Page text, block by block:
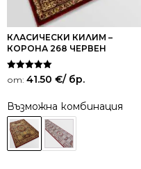
КЛАСИЧЕСКИ КИЛИМ –
КОРОНА 268 ЧЕРВЕН
Оценено на
5.00
от: 41.50 €/ бр.
Възможна комбинация